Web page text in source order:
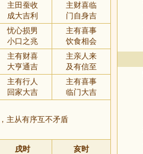
主田蚕收
成大吉利
主财喜临
门自身吉
忧心损男
小口之兆
主有喜事
饮食相会
主有财喜
大亨通吉
主亲人来
及有信至
主有行人
回家大吉
主有喜事
临门大吉
主从有序互不矛盾
戌时
亥时